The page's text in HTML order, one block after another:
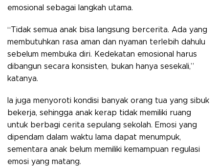
emosional sebagai langkah utama.
“Tidak semua anak bisa langsung bercerita. Ada yang
membutuhkan rasa aman dan nyaman terlebih dahulu
sebelum membuka diri. Kedekatan emosional harus
dibangun secara konsisten, bukan hanya sesekali,”
katanya.
Ia juga menyoroti kondisi banyak orang tua yang sibuk
bekerja, sehingga anak kerap tidak memiliki ruang
untuk berbagi cerita sepulang sekolah. Emosi yang
dipendam dalam waktu lama dapat menumpuk,
sementara anak belum memiliki kemampuan regulasi
emosi yang matang.